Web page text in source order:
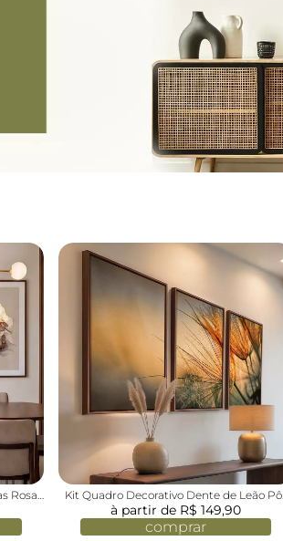
Rosas
Kit Quadro Decorativo Dente de Leão Pôr
do Sol Sépia
à partir de R$ 149,90
comprar